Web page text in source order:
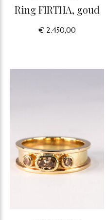
Ring FIRTHA, goud
€ 2.450,00